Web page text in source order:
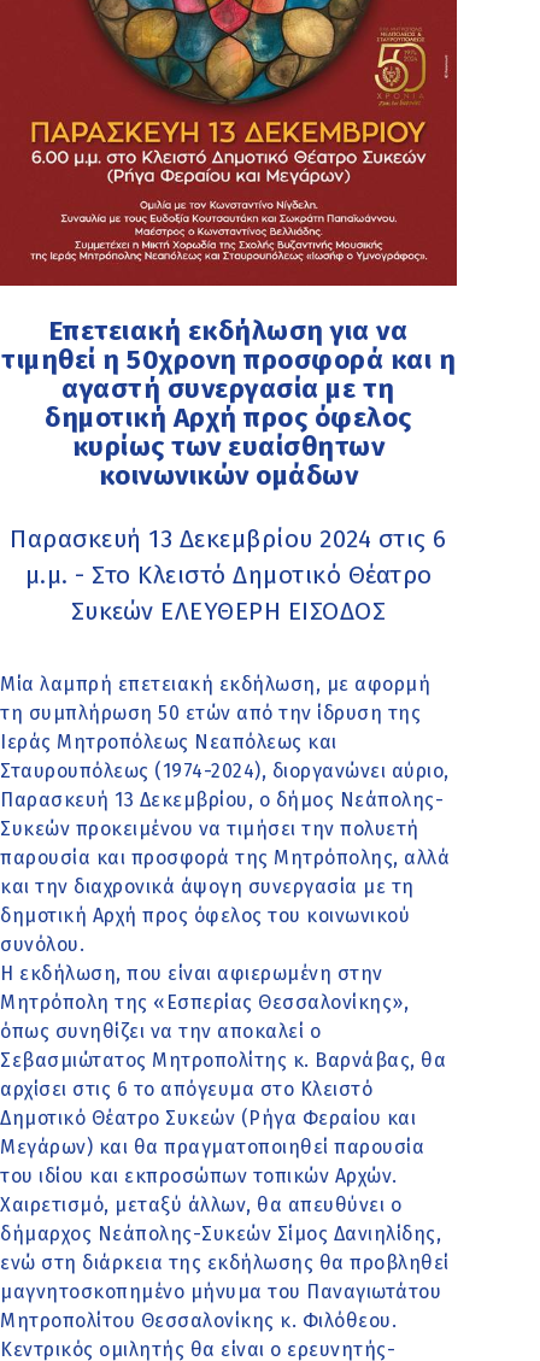
Επετειακή εκδήλωση για να
τιμηθεί η 50χρονη προσφορά και η
αγαστή συνεργασία με τη
δημοτική Αρχή προς όφελος
κυρίως των ευαίσθητων
κοινωνικών ομάδων
Παρασκευή 13 Δεκεμβρίου 2024 στις 6
μ.μ. - Στο Κλειστό Δημοτικό Θέατρο
Συκεών ΕΛΕΥΘΕΡΗ ΕΙΣΟΔΟΣ
Μία λαμπρή επετειακή εκδήλωση, με αφορμή
τη συμπλήρωση 50 ετών από την ίδρυση της
Ιεράς Μητροπόλεως Νεαπόλεως και
Σταυρουπόλεως (1974-2024), διοργανώνει αύριο,
Παρασκευή 13 Δεκεμβρίου, ο δήμος Νεάπολης-
Συκεών προκειμένου να τιμήσει την πολυετή
παρουσία και προσφορά της Μητρόπολης, αλλά
και την διαχρονικά άψογη συνεργασία με τη
δημοτική Αρχή προς όφελος του κοινωνικού
συνόλου.
Η εκδήλωση, που είναι αφιερωμένη στην
Μητρόπολη της «Εσπερίας Θεσσαλονίκης»,
όπως συνηθίζει να την αποκαλεί ο
Σεβασμιώτατος Μητροπολίτης κ. Βαρνάβας, θα
αρχίσει στις 6 το απόγευμα στο Κλειστό
Δημοτικό Θέατρο Συκεών (Ρήγα Φεραίου και
Μεγάρων) και θα πραγματοποιηθεί παρουσία
του ιδίου και εκπροσώπων τοπικών Αρχών.
Χαιρετισμό, μεταξύ άλλων, θα απευθύνει ο
δήμαρχος Νεάπολης-Συκεών Σίμος Δανιηλίδης,
ενώ στη διάρκεια της εκδήλωσης θα προβληθεί
μαγνητοσκοπημένο μήνυμα του Παναγιωτάτου
Μητροπολίτου Θεσσαλονίκης κ. Φιλόθεου.
Κεντρικός ομιλητής θα είναι ο ερευνητής-